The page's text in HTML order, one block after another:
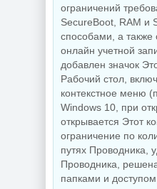
ограничений
SecureBoot, RAM и
способами, а также
онлайн учетной
добавлен значок
Рабочий стол,
контекстное меню
Windows 10, при
открывается Этот
ограничение по
путях Проводника,
Проводника,
папками и